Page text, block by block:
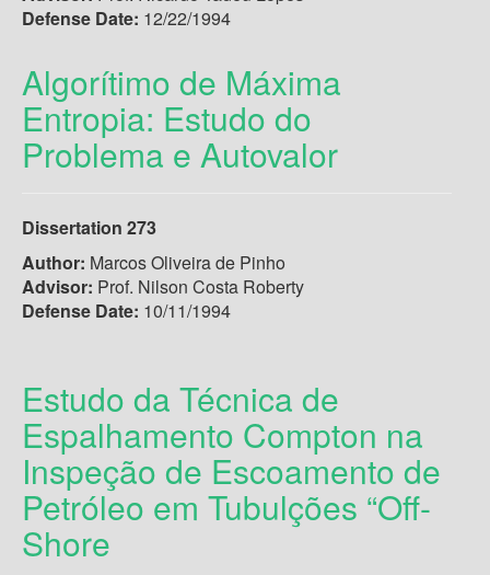
Defense Date: 12/22/1994
Algorítimo de Máxima
Entropia: Estudo do
Problema e Autovalor
Dissertation 273
Author: Marcos Oliveira de Pinho
Advisor: Prof. Nilson Costa Roberty
Defense Date: 10/11/1994
Estudo da Técnica de
Espalhamento Compton na
Inspeção de Escoamento de
Petróleo em Tubulções “Off-
Shore